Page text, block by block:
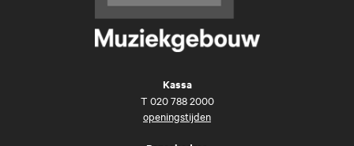
Kassa
T 020 788 2000
openingstijden